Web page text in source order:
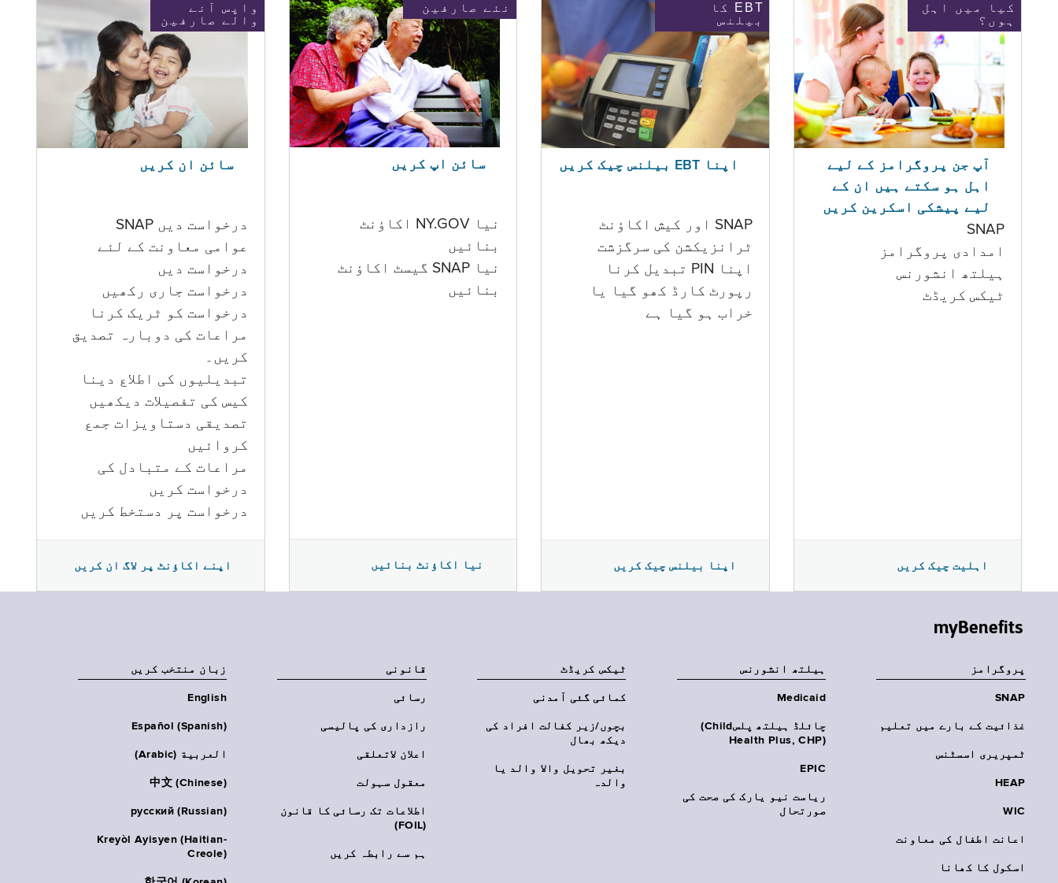
واپس آنے
والے صارفین
سائن ان کریں
درخواست دیں SNAP
عوامی معاونت کے لئے
درخواست دیں
درخواست جاری رکھیں
درخواست کو ٹریک کرنا
مراعات کی دوبارہ تصدیق
کریں۔
تبدیلیوں کی اطلاع دینا
کیس کی تفصیلات دیکھیں
تصدیقی دستاویزات جمع
کروائیں
مراعات کے متبادل کی
درخواست کریں
درخواست پر دستخط کریں
اپنے اکاؤنٹ پر لاگ ان کریں
نئے صارفین
سائن اپ کریں
نیا NY.GOV اکاؤنٹ
بنائیں
نیا SNAP گیسٹ اکاؤنٹ
بنائیں
نیا اکاؤنٹ بنائیں
EBT کا
بیلنس
اپنا EBT بیلنس چیک کریں
SNAP اور کیش اکاؤنٹ
ٹرانزیکشن کی سرگزشت
اپنا PIN تبدیل کرنا
رپورٹ کارڈ کھو گیا یا
خراب ہو گيا ہے
اپنا بیلنس چیک کریں
کیا میں اہل
ہوں؟
آپ جن پروگرامز کے لیے
اہل ہو سکتے ہیں ان کے
لیے پیشکی اسکرین کریں
SNAP
امدادی پروگرامز
‏ہیلتھ انشورنس
ٹیکس کریڈٹ
اہلیت چیک کریں
myBenefits
پروگرامز
SNAP
غذائیت کے بارے میں تعلیم
ٹمپریری اسسٹنس
HEAP
WIC
اعانت اطفال کی معاونت
اسکول کا کھانا
‏ہیلتھ انشورنس
Medicaid
چائلڈ ہیلتھ پلس‎(Child
Health Plus, CHP)‎
EPIC
ریاست نیو یارک کی صحت کی
صورتحال
ٹیکس کریڈٹ
کمائی گئی آمدنی
بچوں/زیر کفالت افراد کی
دیکھ بھال
بغیر تحویل والا والد یا
والدہ
قانونی
رسائی
رازداری کی پالیسی
اعلان لاتعلقی
معقول سہولت
اطلاعات تک رسائی کا قانون
(FOIL)
ہم سے رابطہ کریں
زبان منتخب کریں
English
Español (Spanish)
العربية (Arabic)
中文 (Chinese)
русский (Russian)
Kreyòl Ayisyen (Haitian-
Creole)